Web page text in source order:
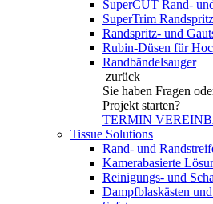
SuperCUT Rand-
SuperTrim
Randspritz- und
Rubin-Düsen für
Randbändelsauger
zurück
Sie haben Fragen
Projekt starten?
TERMIN
Tissue Solutions
Rand- und
Kamerabasierte
Reinigungs- und
Dampfblaskästen